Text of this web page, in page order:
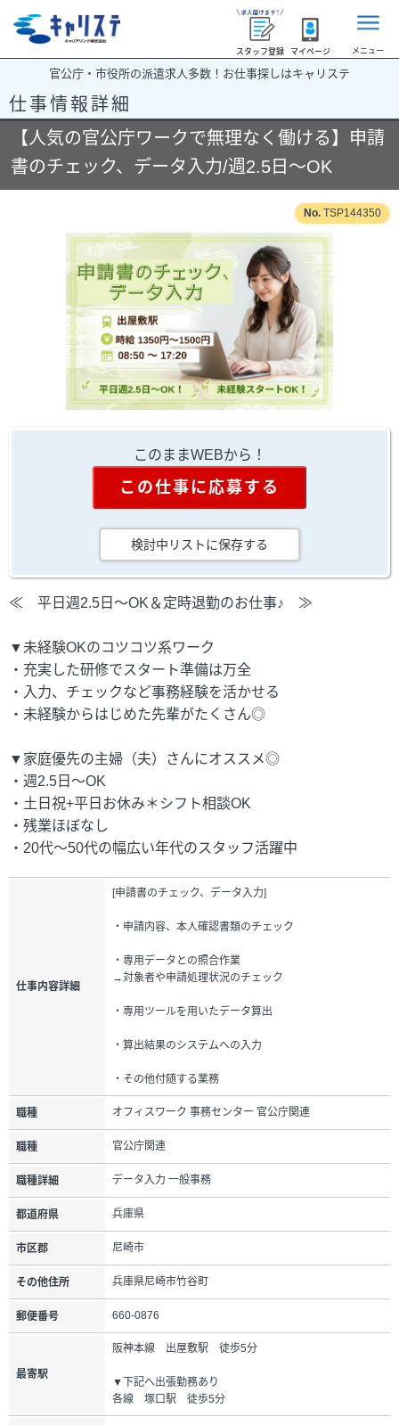
スタッフ登録 マイページ メニュー
官公庁・市役所の派遣求人多数！お仕事探しはキャリステ
仕事情報詳細
【人気の官公庁ワークで無理なく働ける】申請
書のチェック、データ入力/週2.5日～OK
TSP144350
このままWEBから！
この仕事に応募する
検討中リストに保存する
≪ 平日週2.5日～OK＆定時退勤のお仕事♪ ≫
▼未経験OKのコツコツ系ワーク
・充実した研修でスタート準備は万全
・入力、チェックなど事務経験を活かせる
・未経験からはじめた先輩がたくさん◎
▼家庭優先の主婦（夫）さんにオススメ◎
・週2.5日～OK
・土日祝+平日お休み＊シフト相談OK
・残業ほぼなし
・20代～50代の幅広い年代のスタッフ活躍中
仕事内容詳細
[申請書のチェック、データ入力]
・申請内容、本人確認書類のチェック
・専用データとの照合作業
→対象者や申請処理状況のチェック
・専用ツールを用いたデータ算出
・算出結果のシステムへの入力
・その他付随する業務
職種 オフィスワーク 事務センター 官公庁関連
職種 官公庁関連
職種詳細 データ入力 一般事務
都道府県 兵庫県
市区郡 尼崎市
その他住所 兵庫県尼崎市竹谷町
郵便番号 660-0876
最寄駅
阪神本線 出屋敷駅 徒歩5分
▼下記へ出張勤務あり
各線 塚口駅 徒歩5分